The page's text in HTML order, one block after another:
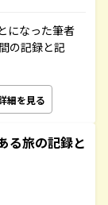
になった筆者
の記録と記
細を見る
る旅の記録と